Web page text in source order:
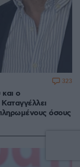
ο
όσους
323